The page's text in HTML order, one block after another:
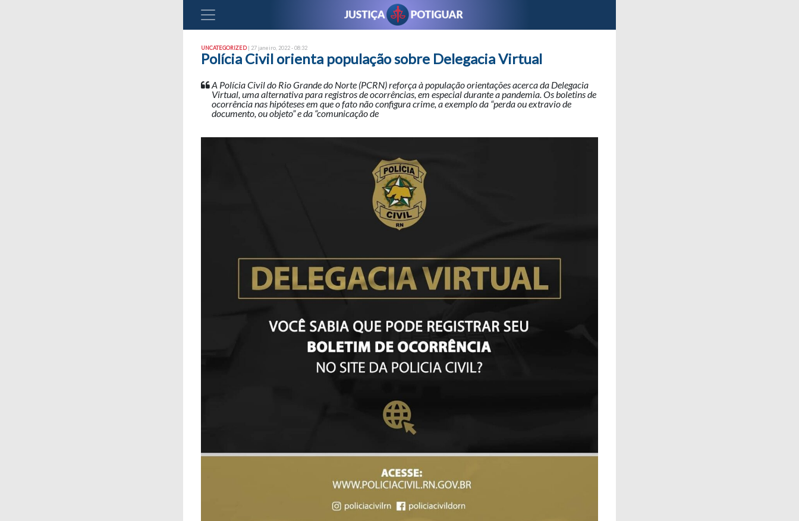
UNCATEGORIZED| 27 janeiro, 2022 - 08:32
Polícia Civil orienta população sobre Delegacia Virtual
A Polícia Civil do Rio Grande do Norte (PCRN) reforça à população orientações acerca da Delegacia
Virtual, uma alternativa para registros de ocorrências, em especial durante a pandemia. Os boletins de
ocorrência nas hipóteses em que o fato não configura crime, a exemplo da “perda ou extravio de
documento, ou objeto” e da “comunicação de